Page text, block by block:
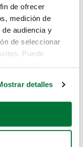
de ofrecer
medición de
audiencia y
de seleccionar
Puede
geográfica
detalles